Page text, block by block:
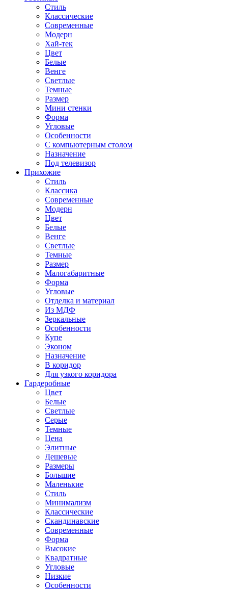
Стиль
Классические
Современные
Модерн
Хай-тек
Цвет
Белые
Венге
Светлые
Темные
Размер
Мини стенки
Форма
Угловые
Особенности
С компьютерным столом
Назначение
Под телевизор
Прихожие
Стиль
Классика
Современные
Модерн
Цвет
Белые
Венге
Светлые
Темные
Размер
Малогабаритные
Форма
Угловые
Отделка и материал
Из МДФ
Зеркальные
Особенности
Купе
Эконом
Назначение
В коридор
Для узкого коридора
Гардеробные
Цвет
Белые
Светлые
Серые
Темные
Цена
Элитные
Дешевые
Размеры
Большие
Маленькие
Стиль
Минимализм
Классические
Скандинавские
Современные
Форма
Высокие
Квадратные
Угловые
Низкие
Особенности